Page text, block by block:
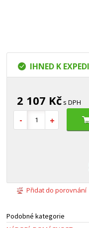
IHNED K
2 107 Kč s DPH
Přidat do porovnání
Podobné kategorie